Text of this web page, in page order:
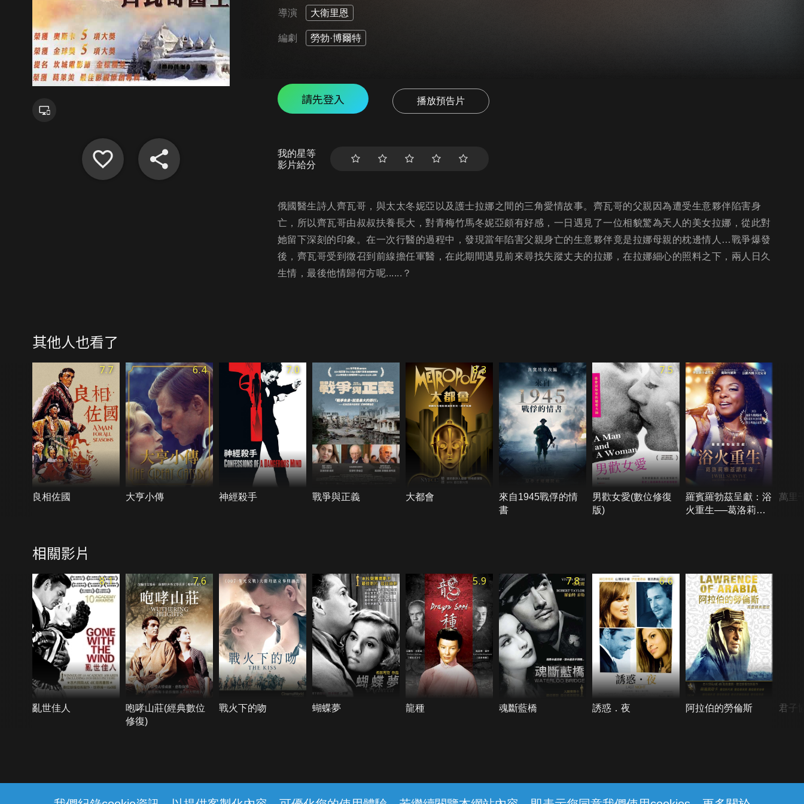
導演 大衛里恩
編劇 勞勃·博爾特
請先登入 播放預告片
我的星等
影片給分
俄國醫生詩人齊瓦哥，與太太冬妮亞以及護士拉娜之間的三角愛情故事。齊瓦哥的父親因為遭受生意夥伴陷害身
亡，所以齊瓦哥由叔叔扶養長大，對青梅竹馬冬妮亞頗有好感，一日遇見了一位相貌驚為天人的美女拉娜，從此對
她留下深刻的印象。在一次行醫的過程中，發現當年陷害父親身亡的生意夥伴竟是拉娜母親的枕邊情人…戰爭爆發
後，齊瓦哥受到徵召到前線擔任軍醫，在此期間遇見前來尋找失蹤丈夫的拉娜，在拉娜細心的照料之下，兩人日久
生情，最後他情歸何方呢......？
其他人也看了
7.7
良相佐國
6.4
大亨小傳
7.0
神經殺手 戰爭與正義
8.3
大都會
來自1945戰俘的情
書
7.5
男歡女愛(數位修復
版)
羅賓羅勃茲呈獻：浴
火重生──葛洛莉雅
萬里
相關影片
8.1
亂世佳人
7.6
咆哮山莊(經典數位
修復)
戰火下的吻 蝴蝶夢
5.9
龍種
7.8
魂斷藍橋
6.6
誘惑．夜 阿拉伯的勞倫斯 君子
線上客服 服務條款 隱私權保護